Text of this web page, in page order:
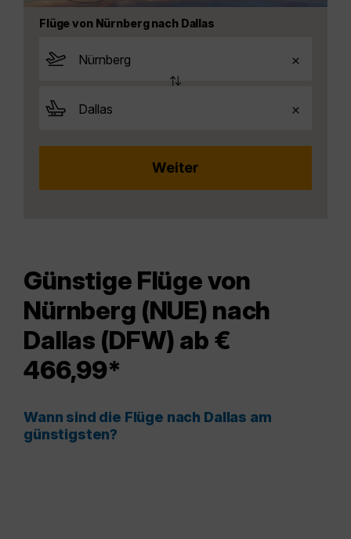
Flüge von Nürnberg nach Dallas
Günstige Flüge von
Nürnberg (NUE) nach
Dallas (DFW) ab €
466,99*
Wann sind die Flüge nach Dallas am
günstigsten?